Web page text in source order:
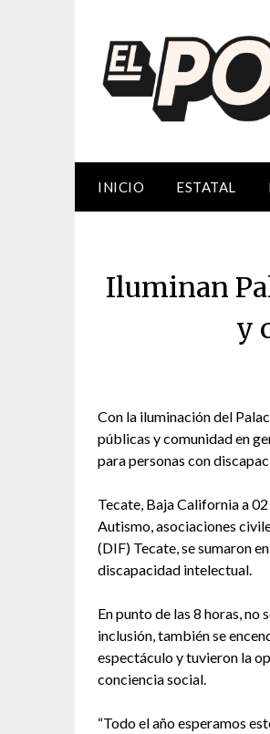
INICIO ESTATAL
Iluminan
y
Con la iluminación del
públicas y comunidad en
para personas con
Tecate, Baja California a
Autismo, asociaciones
(DIF) Tecate, se sumaron
discapacidad intelectual.
En punto de las 8 horas,
inclusión, también se
espectáculo y tuvieron la
conciencia social.
“Todo el año esperamos